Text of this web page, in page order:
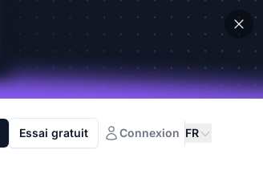
Essai gratuit Connexion FR